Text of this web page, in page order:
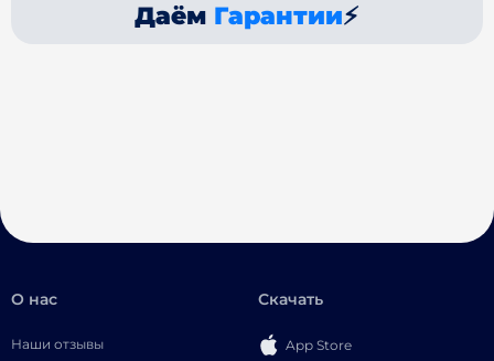
Даём Гарантии⚡
О нас
Наши отзывы
Скачать
App Store